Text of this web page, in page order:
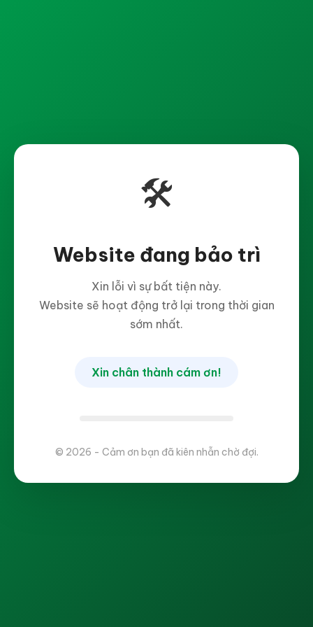
🛠️
Website đang bảo trì
Xin lỗi vì sự bất tiện này.
Website sẽ hoạt động trở lại trong thời gian
sớm nhất.
Xin chân thành cám ơn!
© 2026 - Cảm ơn bạn đã kiên nhẫn chờ đợi.